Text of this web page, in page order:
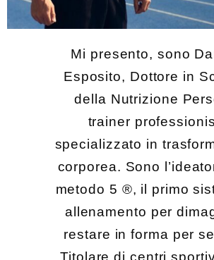
Mi presento, sono
Esposito, Dottore in
della Nutrizione
trainer
specializzato in
corporea. Sono
metodo 5 ®, il primo
allenamento per
restare in forma per